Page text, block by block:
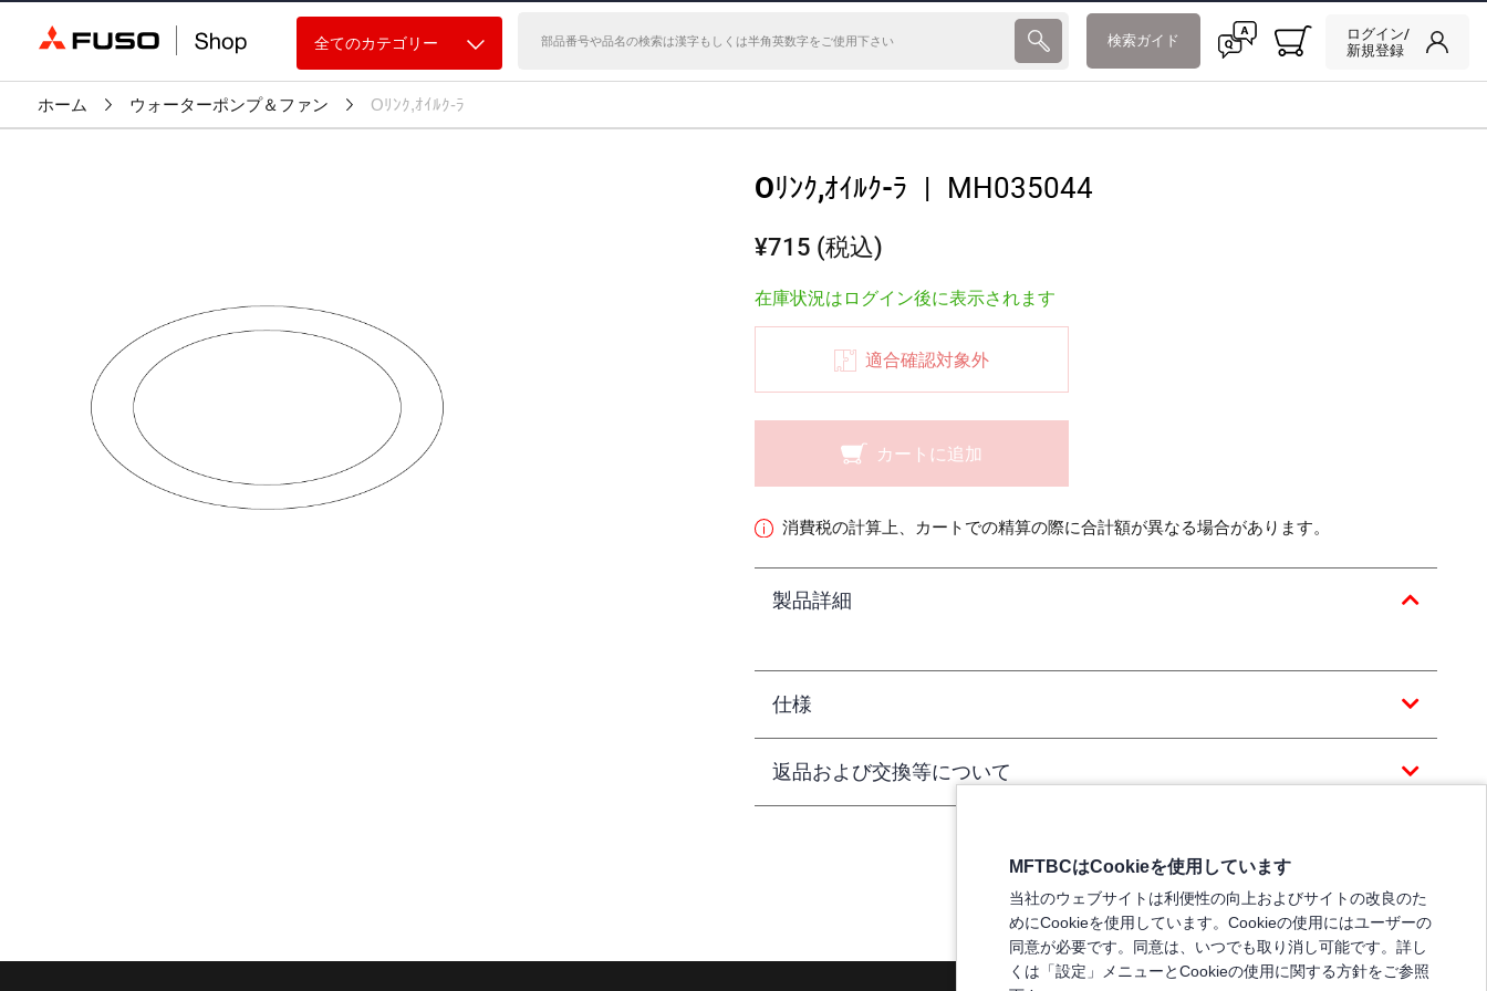
全てのカテゴリー 検索ガイド
ログイン/
新規登録
ホーム ウォーターポンプ＆ファン Oﾘﾝｸ,ｵｲﾙｸ-ﾗ
Oﾘﾝｸ,ｵｲﾙｸ-ﾗ | MH035044
¥715 (税込)
在庫状況はログイン後に表示されます
適合確認対象外
カートに追加
消費税の計算上、カートでの精算の際に合計額が異なる場合があります。
製品詳細
仕様
返品および交換等について
MFTBCはCookieを使用しています
当社のウェブサイトは利便性の向上およびサイトの改良のた
めにCookieを使用しています。Cookieの使用にはユーザーの
同意が必要です。同意は、いつでも取り消し可能です。詳し
くは「設定」メニューとCookieの使用に関する方針をご参照